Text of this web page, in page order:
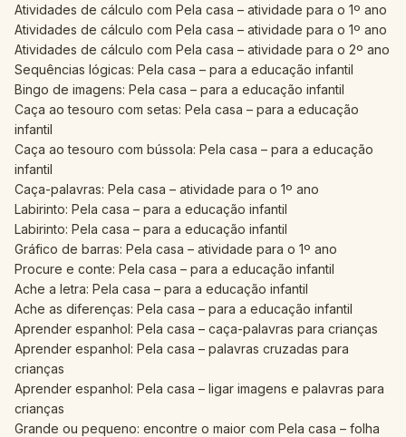
Atividades de cálculo com Pela casa – atividade para o 1º ano
Atividades de cálculo com Pela casa – atividade para o 1º ano
Atividades de cálculo com Pela casa – atividade para o 2º ano
Sequências lógicas: Pela casa – para a educação infantil
Bingo de imagens: Pela casa – para a educação infantil
Caça ao tesouro com setas: Pela casa – para a educação
infantil
Caça ao tesouro com bússola: Pela casa – para a educação
infantil
Caça-palavras: Pela casa – atividade para o 1º ano
Labirinto: Pela casa – para a educação infantil
Labirinto: Pela casa – para a educação infantil
Gráfico de barras: Pela casa – atividade para o 1º ano
Procure e conte: Pela casa – para a educação infantil
Ache a letra: Pela casa – para a educação infantil
Ache as diferenças: Pela casa – para a educação infantil
Aprender espanhol: Pela casa – caça-palavras para crianças
Aprender espanhol: Pela casa – palavras cruzadas para
crianças
Aprender espanhol: Pela casa – ligar imagens e palavras para
crianças
Grande ou pequeno: encontre o maior com Pela casa – folha